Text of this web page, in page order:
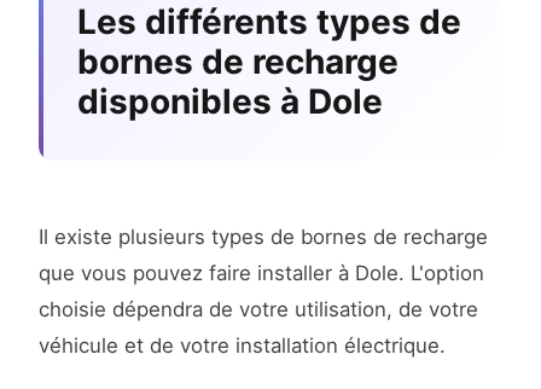
Les différents types de
bornes de recharge
disponibles à Dole
Il existe plusieurs types de bornes de recharge
que vous pouvez faire installer à Dole. L'option
choisie dépendra de votre utilisation, de votre
véhicule et de votre installation électrique.